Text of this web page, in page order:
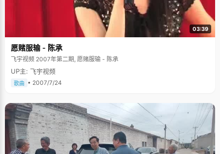
03:39
愿赌服输 - 陈承
飞宇视频 2007年第二期, 愿赌服输 - 陈承
UP主: 飞宇视频
歌曲 • 2007/7/24